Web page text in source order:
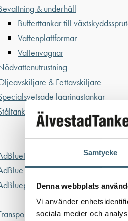
Samtycke
Denna webbplats
Vi använder
sociala medier och
& underhåll
Bufferttankar till
Vattenplattformar
Vattenvagnar
& Fettavskiljare
lagringstankar
för lagring, transport &
transporttankar
& tillbehör
Diesel